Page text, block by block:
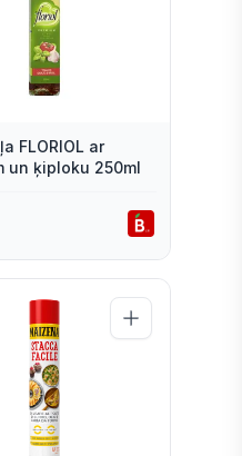
FLORIOL ar
un ķiploku 250ml